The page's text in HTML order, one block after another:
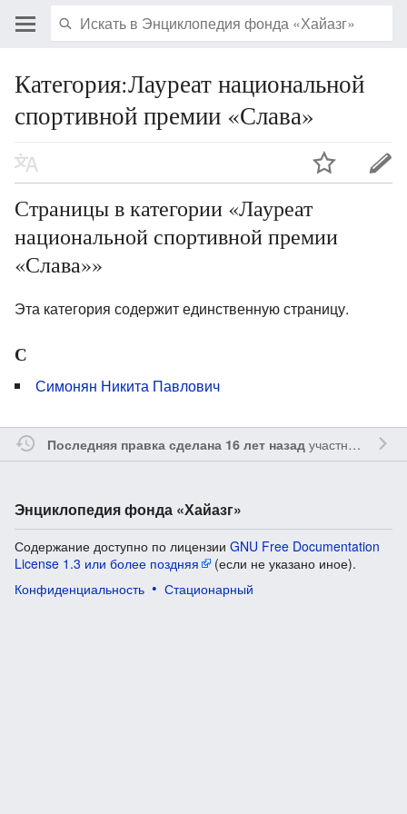
Категория:Лауреат национальной
спортивной премии «Слава»
Страницы в категории «Лауреат
национальной спортивной премии
«Слава»»
Эта категория содержит единственную страницу.
С
Симонян Никита Павлович
Последняя правка сделана 16 лет назадучастником
Энциклопедия фонда «Хайазг»
Содержание доступно по лицензии GNU Free Documentation
License 1.3 или более поздняя
(если не указано иное).
Конфиденциальность
Стационарный